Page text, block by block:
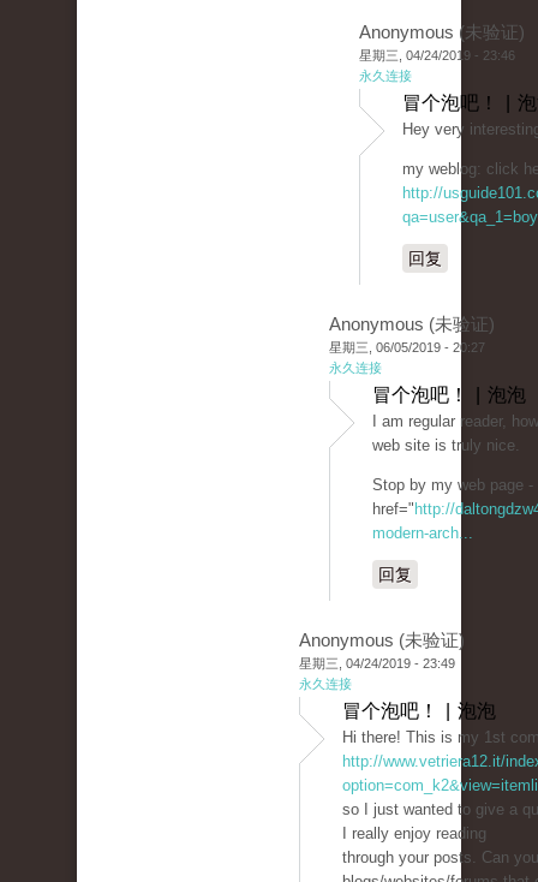
Anonymous (未验证)
星期三, 04/24/2019 - 23:46
永久连接
冒个泡吧！ |
Hey very
my weblog: click
http://
回复
Anonymous (未验证)
星期三, 06/05/2019 - 20:27
永久连接
冒个泡吧！ | 泡泡
I am regular reader,
web site is truly nice.
Stop by my web page -
href=" http://
modern-arch...
回复
Anonymous (未验证)
星期三, 04/24/2019 - 23:49
永久连接
冒个泡吧！ | 泡泡
Hi there! This is my 1st
http://www.vetriera12.it/
so I just wanted to give a
I really enjoy reading
through your posts. Can